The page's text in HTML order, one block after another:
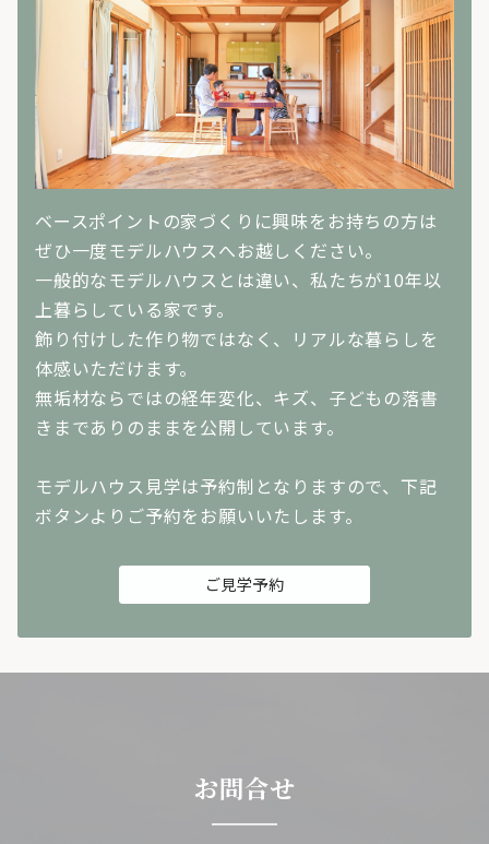
ベースポイントの家づくりに興味をお持ちの方は
ぜひ一度モデルハウスへお越しください。
一般的なモデルハウスとは違い、私たちが10年以
上暮らしている家です。
飾り付けした作り物ではなく、リアルな暮らしを
体感いただけます。
無垢材ならではの経年変化、キズ、子どもの落書
きまでありのままを公開しています。
モデルハウス見学は予約制となりますので、下記
ボタンよりご予約をお願いいたします。
ご見学予約
お問合せ